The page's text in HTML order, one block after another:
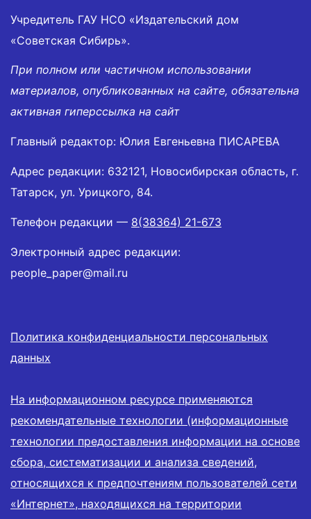
Учредитель ГАУ НСО «Издательский дом
«Советская Сибирь».
При полном или частичном использовании
материалов, опубликованных на сайте, обязательна
активная гиперссылка на сайт
Главный редактор: Юлия Евгеньевна ПИСАРЕВА
Адрес редакции: 632121, Новосибирская область, г.
Татарск, ул. Урицкого, 84.
Телефон редакции — 8(38364) 21-673
Электронный адрес редакции:
people_paper@mail.ru
Политика конфиденциальности персональных
данных
На информационном ресурсе применяются
рекомендательные технологии (информационные
технологии предоставления информации на основе
сбора, систематизации и анализа сведений,
относящихся к предпочтениям пользователей сети
«Интернет», находящихся на территории